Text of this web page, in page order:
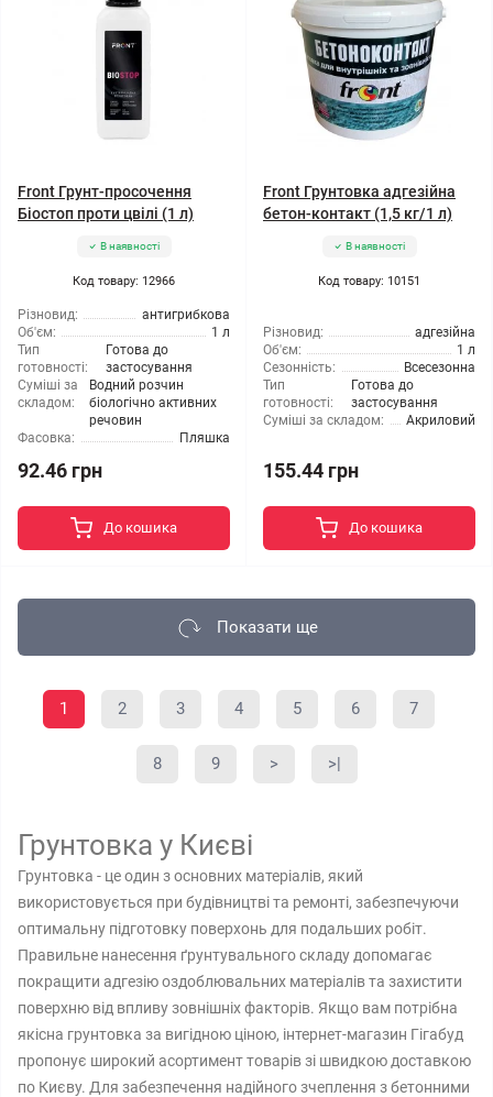
Front Грунт-просочення
Біостоп проти цвілі (1 л)
В наявності
Код товару: 12966
Різновид:
антигрибкова
Об'єм:
1 л
Тип
готовності:
Готова до
застосування
Суміші за
складом:
Водний розчин
біологічно активних
речовин
Фасовка:
Пляшка
92.46 грн
До кошика
Front Грунтовка адгезійна
бетон-контакт (1,5 кг/1 л)
В наявності
Код товару: 10151
Різновид:
адгезійна
Об'єм:
1 л
Сезонність:
Всесезонна
Тип
готовності:
Готова до
застосування
Суміші за складом:
Акриловий
155.44 грн
До кошика
Показати ще
1 2 3 4 5 6 7
8 9 > >|
Грунтовка у Києві
Грунтовка - це один з основних матеріалів, який
використовується при будівництві та ремонті, забезпечуючи
оптимальну підготовку поверхонь для подальших робіт.
Правильне нанесення ґрунтувального складу допомагає
покращити адгезію оздоблювальних матеріалів та захистити
поверхню від впливу зовнішніх факторів. Якщо вам потрібна
якісна грунтовка за вигідною ціною, інтернет-магазин Гігабуд
пропонує широкий асортимент товарів зі швидкою доставкою
по Києву. Для забезпечення надійного зчеплення з бетонними